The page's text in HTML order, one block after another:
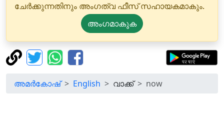
ചേർക്കുന്നതിനും അംഗത്വ ഫീസ് സഹായകമാകും.
അംഗമാകുക
അമർകോഷ് English വാക്ക് now